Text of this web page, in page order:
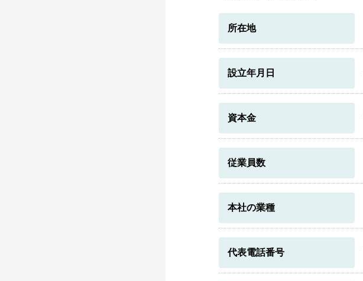
所在地
設立年月日
資本金
従業員数
本社の業種
代表電話番号